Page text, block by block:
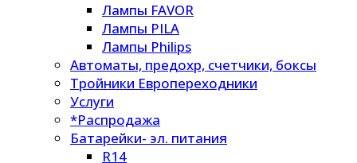
Лампы FAVOR
Лампы PILA
Лампы Philips
Автоматы, предохр, счетчики, боксы
Тройники Европереходники
Услуги
*Распродажа
Батарейки- эл. питания
R14